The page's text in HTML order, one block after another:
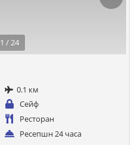
1 / 24
0.1 км
Сейф
Ресторан
Ресепшн 24 часа